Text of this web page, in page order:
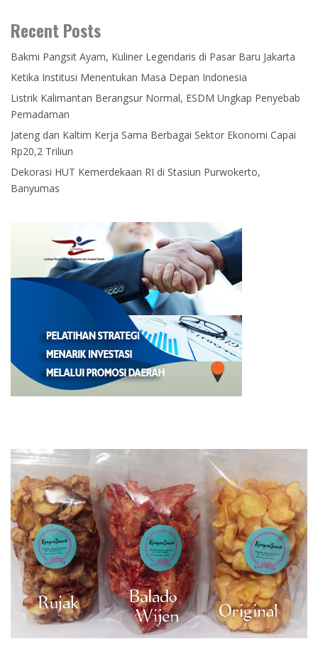
Recent Posts
Bakmi Pangsit Ayam, Kuliner Legendaris di Pasar Baru Jakarta
Ketika Institusi Menentukan Masa Depan Indonesia
Listrik Kalimantan Berangsur Normal, ESDM Ungkap Penyebab
Pemadaman
Jateng dan Kaltim Kerja Sama Berbagai Sektor Ekonomi Capai
Rp20,2 Triliun
Dekorasi HUT Kemerdekaan RI di Stasiun Purwokerto,
Banyumas